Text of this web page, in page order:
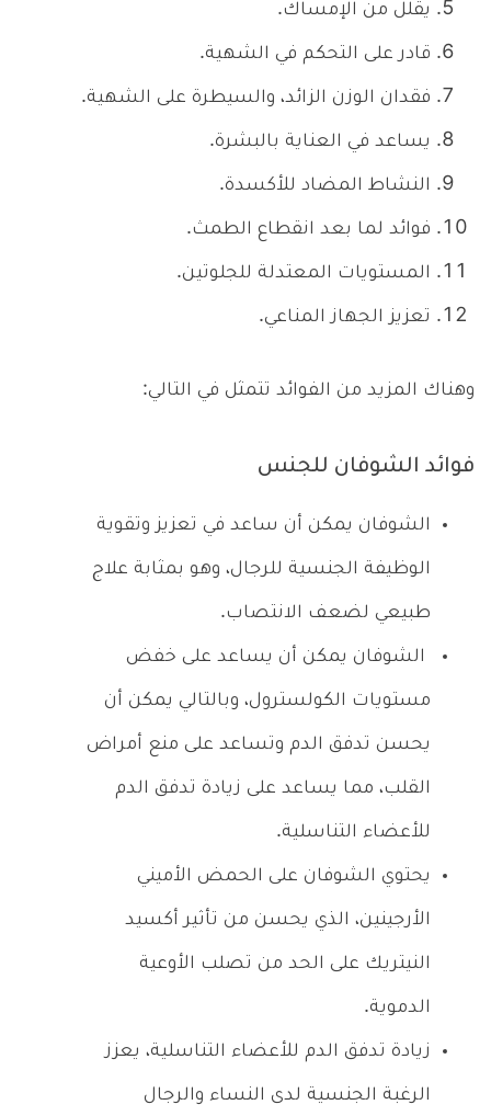
يقلل من الإمساك.
قادر على التحكم في الشهية.
فقدان الوزن الزائد، والسيطرة على الشهية.
يساعد في العناية بالبشرة.
النشاط المضاد للأكسدة.
فوائد لما بعد انقطاع الطمث.
المستويات المعتدلة للجلوتين.
تعزيز الجهاز المناعي.
وهناك المزيد من الفوائد تتمثل في التالي:
فوائد الشوفان للجنس
الشوفان يمكن أن ساعد في تعزيز وتقوية
الوظيفة الجنسية للرجال، وهو بمثابة علاج
طبيعي لضعف الانتصاب.
الشوفان يمكن أن يساعد على خفض
مستويات الكولسترول، وبالتالي يمكن أن
يحسن تدفق الدم وتساعد على منع أمراض
القلب، مما يساعد على زيادة تدفق الدم
للأعضاء التناسلية.
يحتوي الشوفان على الحمض الأميني
الأرجينين، الذي يحسن من تأثير أكسيد
النيتريك على الحد من تصلب الأوعية
الدموية.
زيادة تدفق الدم للأعضاء التناسلية، يعزز
الرغبة الجنسية لدى النساء والرجال